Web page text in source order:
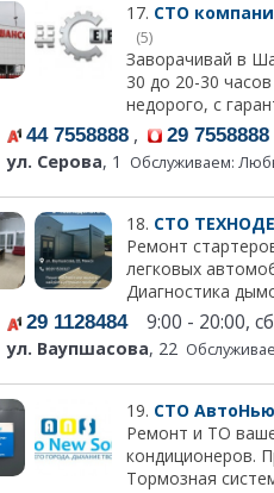
17. СТО
(5)
Заворачивай в
30 до 20-30
недорого, с
44 7558888 , 29 7558888
ул. Серова, 1 Обслуживаем:
18. СТО
Ремонт
легковых
Диагностика
29 11284849:00 - 20:00,
ул. Ваупшасова, 22
19. СТО
Ремонт и ТО
кондиционеров.
Тормозная